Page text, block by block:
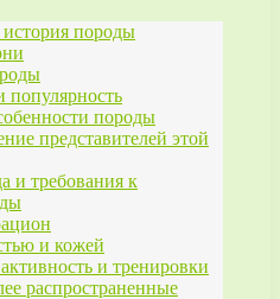
породы
популярность
породы
представителей этой
и требования к
и кожей
и тренировки
распространенные